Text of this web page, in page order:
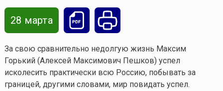
28 марта
За свою сравнительно недолгую жизнь Максим
Горький (Алексей Максимович Пешков) успел
исколесить практически всю Россию, побывать за
границей, другими словами, мир повидать успел.